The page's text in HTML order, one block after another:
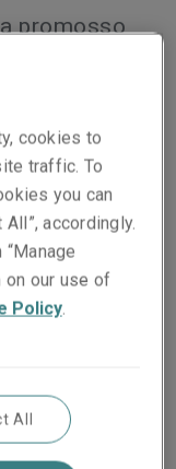
promosso
cookies to
traffic. To
you can
accordingly.
on our use of
Policy.
All